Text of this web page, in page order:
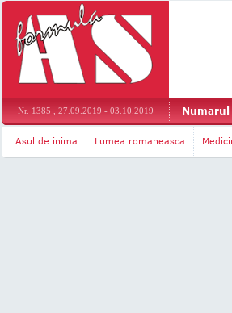
Nr. 1385 , 27.09.2019 - 03.10.2019
Asul de inima Lumea romaneasca